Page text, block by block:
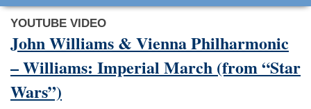
YOUTUBE VIDEO
John Williams & Vienna Philharmonic
– Williams: Imperial March (from “Star
Wars”)